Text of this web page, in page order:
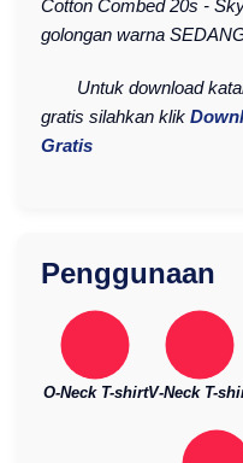
Cotton Combed 20s -
golongan warna
Untuk download
gratis silahkan klik
Gratis
Penggunaan
O-Neck T-shirtV-Neck T-